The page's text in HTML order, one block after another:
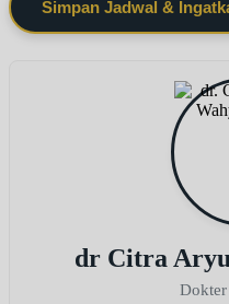
Simpan Jadwal &
dr Citra